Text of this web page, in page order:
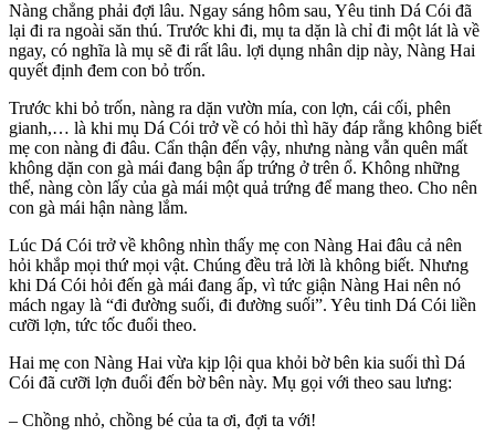
Nàng chẳng phải đợi lâu. Ngay sáng hôm sau, Yêu tinh Dá Cói đã
lại đi ra ngoài săn thú. Trước khi đi, mụ ta dặn là chỉ đi một lát là về
ngay, có nghĩa là mụ sẽ đi rất lâu. lợi dụng nhân dịp này, Nàng Hai
quyết định đem con bỏ trốn.
Trước khi bỏ trốn, nàng ra dặn vườn mía, con lợn, cái cối, phên
gianh,… là khi mụ Dá Cói trở về có hỏi thì hãy đáp rằng không biết
mẹ con nàng đi đâu. Cẩn thận đến vậy, nhưng nàng vẫn quên mất
không dặn con gà mái đang bận ấp trứng ở trên ổ. Không những
thế, nàng còn lấy của gà mái một quả trứng để mang theo. Cho nên
con gà mái hận nàng lắm.
Lúc Dá Cói trở về không nhìn thấy mẹ con Nàng Hai đâu cả nên
hỏi khắp mọi thứ mọi vật. Chúng đều trả lời là không biết. Nhưng
khi Dá Cói hỏi đến gà mái đang ấp, vì tức giận Nàng Hai nên nó
mách ngay là “đi đường suối, đi đường suối”. Yêu tinh Dá Cói liền
cưỡi lợn, tức tốc đuổi theo.
Hai mẹ con Nàng Hai vừa kịp lội qua khỏi bờ bên kia suối thì Dá
Cói đã cưỡi lợn đuổi đến bờ bên này. Mụ gọi với theo sau lưng:
– Chồng nhỏ, chồng bé của ta ơi, đợi ta với!